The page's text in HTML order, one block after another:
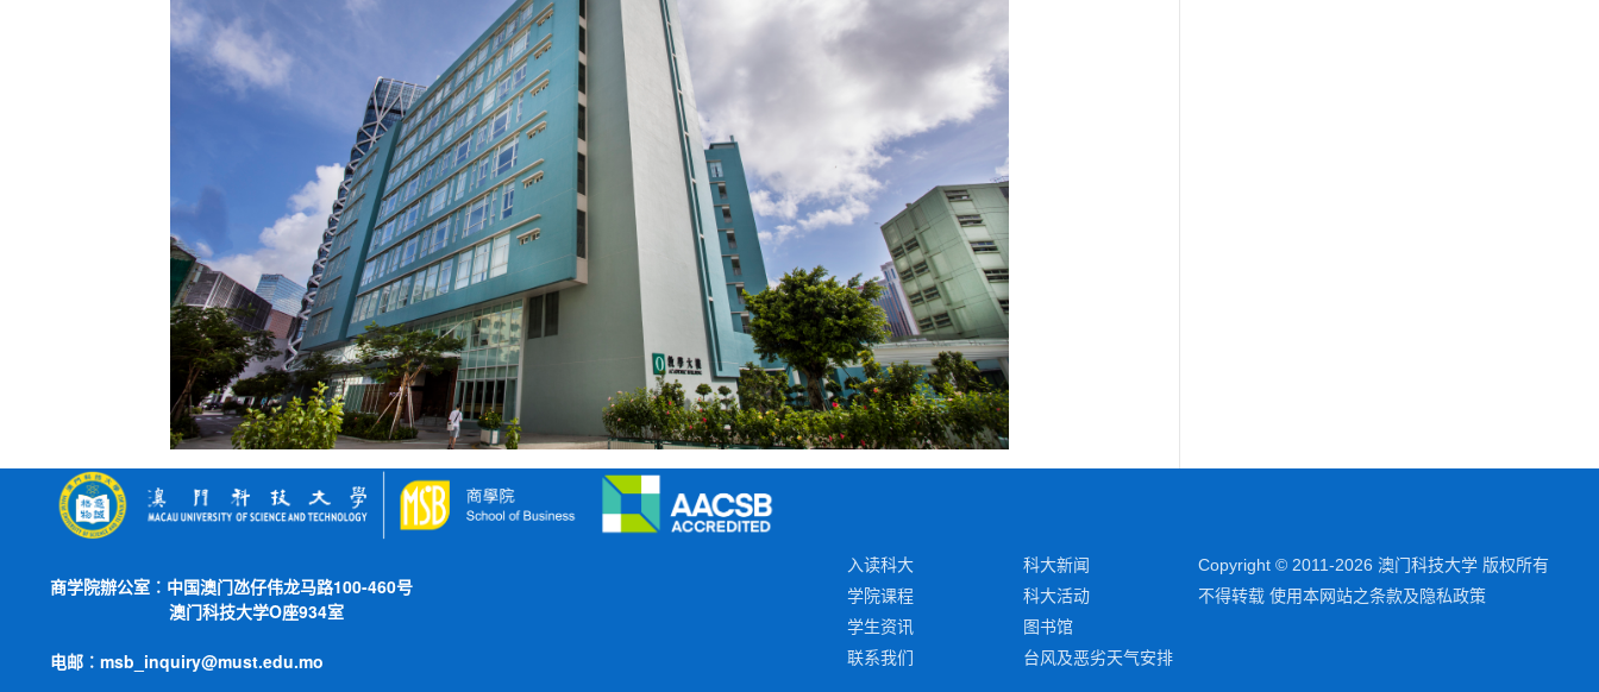
商学院辦公室︰中国澳门氹仔伟龙马路100-460号
澳门科技大学O座934室
电邮︰msb_inquiry@must.edu.mo
入读科大
科大新闻
学院课程
科大活动
学生资讯
图书馆
联系我们
台风及恶劣天气安排
Copyright © 2011-2026 澳门科技大学 版权所有
不得转载 使用本网站之条款及隐私政策